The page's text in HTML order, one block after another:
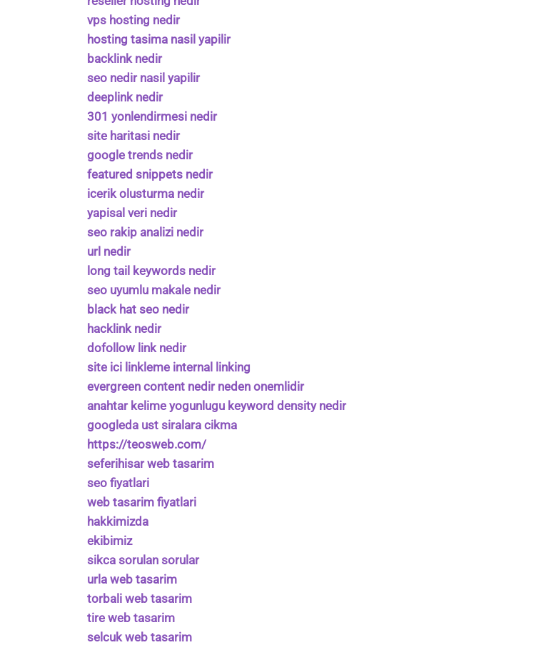
vps hosting nedir
hosting tasima nasil yapilir
backlink nedir
seo nedir nasil yapilir
deeplink nedir
301 yonlendirmesi nedir
site haritasi nedir
google trends nedir
featured snippets nedir
icerik olusturma nedir
yapisal veri nedir
seo rakip analizi nedir
url nedir
long tail keywords nedir
seo uyumlu makale nedir
black hat seo nedir
hacklink nedir
dofollow link nedir
site ici linkleme internal linking
evergreen content nedir neden onemlidir
anahtar kelime yogunlugu keyword density nedir
googleda ust siralara cikma
https://teosweb.com/
seferihisar web tasarim
seo fiyatlari
web tasarim fiyatlari
hakkimizda
ekibimiz
sikca sorulan sorular
urla web tasarim
torbali web tasarim
tire web tasarim
selcuk web tasarim